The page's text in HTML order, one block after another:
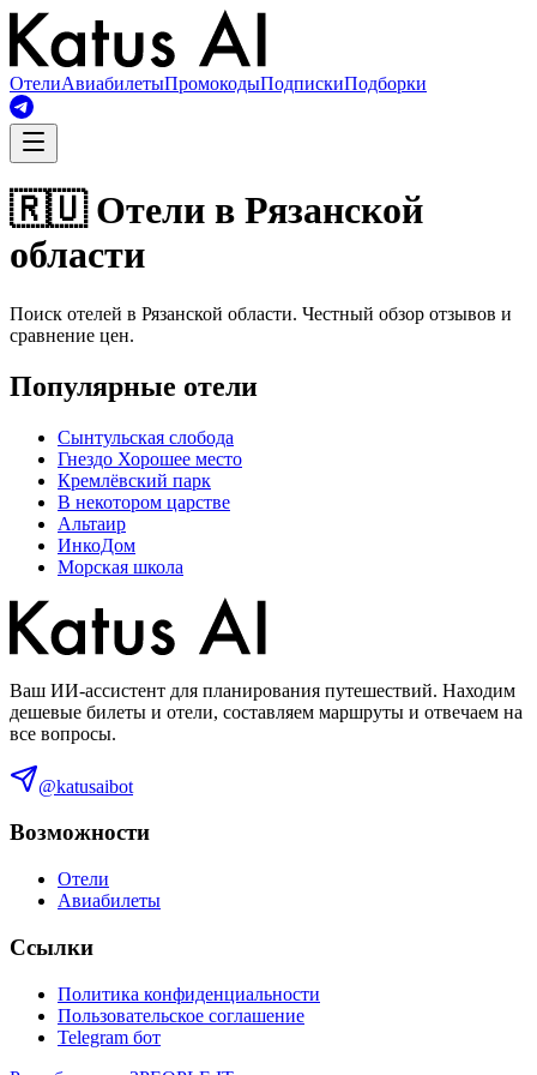
ОтелиАвиабилетыПромокодыПодпискиПодборки
🇷🇺 Отели в Рязанской
области
Поиск отелей в Рязанской области. Честный обзор отзывов и
сравнение цен.
Популярные отели
Сынтульская слобода
Гнездо Хорошее место
Кремлёвский парк
В некотором царстве
Альтаир
ИнкоДом
Морская школа
Ваш ИИ-ассистент для планирования путешествий. Находим
дешевые билеты и отели, составляем маршруты и отвечаем на
все вопросы.
@katusaibot
Возможности
Отели
Авиабилеты
Ссылки
Политика конфиденциальности
Пользовательское соглашение
Telegram бот